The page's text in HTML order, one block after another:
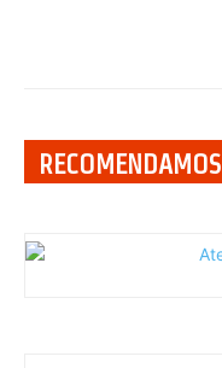
RECOMENDAMOS